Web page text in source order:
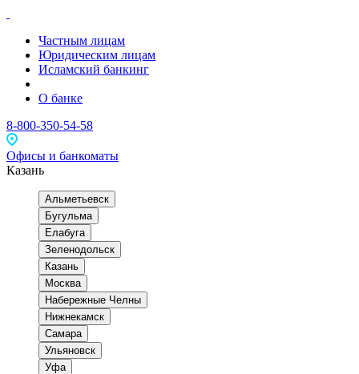
Частным лицам
Юридическим лицам
Исламский банкинг
О банке
8-800-350-54-58
Офисы и банкоматы
Казань
Альметьевск
Бугульма
Елабуга
Зеленодольск
Казань
Москва
Набережные Челны
Нижнекамск
Самара
Ульяновск
Уфа